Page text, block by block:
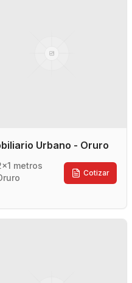
Urbano - Oruro
metros
Cotizar